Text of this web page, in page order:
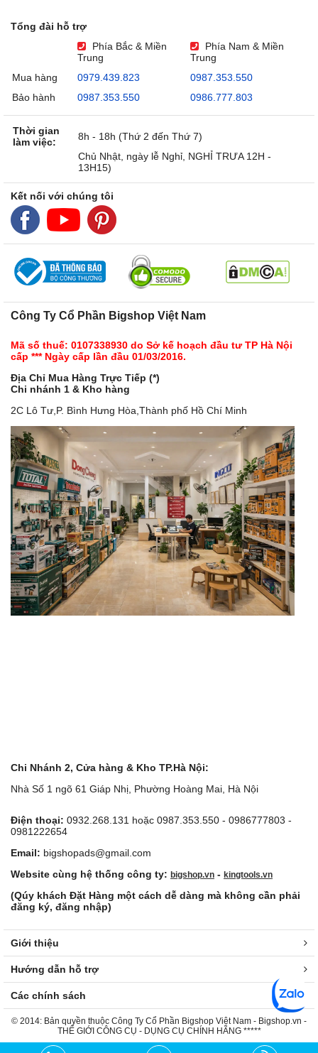
Tổng đài hỗ trợ
Phía Bắc & Miền
Trung
Phía Nam & Miền
Trung
Mua hàng
0979.439.823
0987.353.550
Bảo hành
0987.353.550 0986.777.803
Thời gian
làm việc:
8h - 18h (Thứ 2 đến Thứ 7)
Chủ Nhật, ngày lễ Nghỉ, NGHỈ TRƯA 12H -
13H15)
Kết nối với chúng tôi
Công Ty Cổ Phần Bigshop Việt Nam
Mã số thuế: 0107338930 do Sở kế hoạch đầu tư TP Hà Nội
cấp *** Ngày cấp lần đầu 01/03/2016.
Địa Chỉ Mua Hàng Trực Tiếp (*)
Chi nhánh 1 & Kho hàng
2C Lô Tư,P. Bình Hưng Hòa,Thành phố Hồ Chí Minh
Chi Nhánh 2, Cửa hàng & Kho TP.Hà Nội:
Nhà Số 1 ngõ 61 Giáp Nhị, Phường Hoàng Mai, Hà Nội
Điện thoại: 0932.268.131 hoặc 0987.353.550 - 0986777803 -
0981222654
Email: bigshopads@gmail.com
Website cùng hệ thống công ty: bigshop.vn - kingtools.vn
(Qúy khách Đặt Hàng một cách dễ dàng mà không cần phải
đăng ký, đăng nhập)
Giới thiệu
Hướng dẫn hỗ trợ
Các chính sách
© 2014: Bản quyền thuộc Công Ty Cổ Phần Bigshop Việt Nam - Bigshop.vn -
THẾ GIỚI CÔNG CỤ - DỤNG CỤ CHÍNH HÃNG *****